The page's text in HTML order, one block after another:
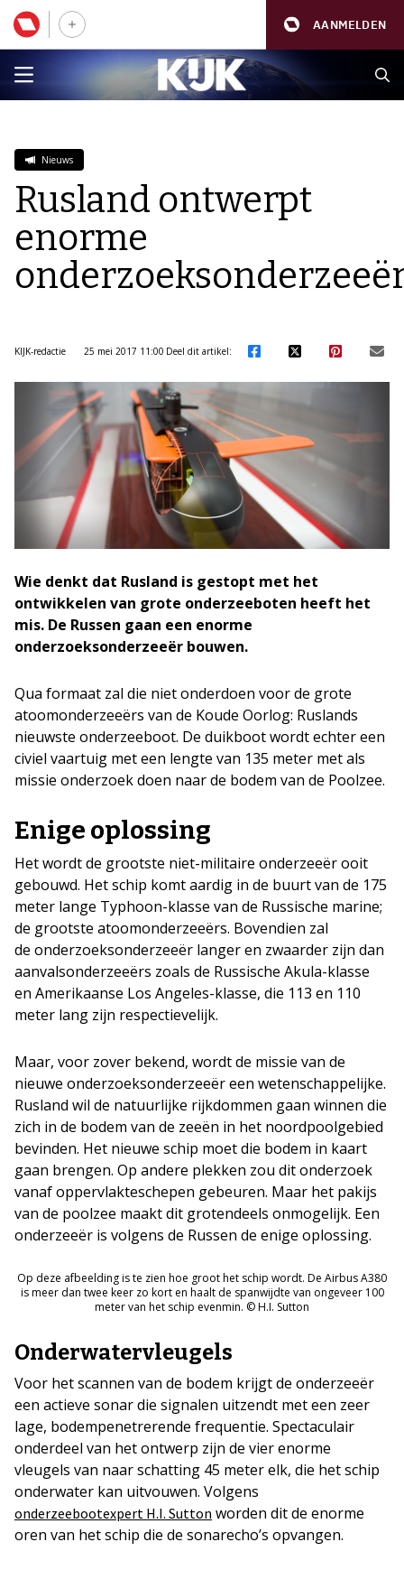
AANMELDEN
Nieuws
Rusland ontwerpt
enorme
KIJK-redactie 25 mei 2017 11:00 Deel dit artikel:
Wie denkt dat Rusland is gestopt met het
ontwikkelen van grote onderzeeboten heeft het
mis. De Russen gaan een enorme
onderzoeksonderzeeër bouwen.
Qua formaat zal die niet onderdoen voor de grote
atoomonderzeeërs van de Koude Oorlog: Ruslands
nieuwste onderzeeboot. De duikboot wordt echter een
civiel vaartuig met een lengte van 135 meter met als
missie onderzoek doen naar de bodem van de Poolzee.
Enige oplossing
Het wordt de grootste niet-militaire onderzeeër ooit
gebouwd. Het schip komt aardig in de buurt van de 175
meter lange Typhoon-klasse van de Russische marine;
de grootste atoomonderzeeërs. Bovendien zal
de onderzoeksonderzeeër langer en zwaarder zijn dan
aanvalsonderzeeërs zoals de Russische Akula-klasse
en Amerikaanse Los Angeles-klasse, die 113 en 110
meter lang zijn respectievelijk.
Maar, voor zover bekend, wordt de missie van de
nieuwe onderzoeksonderzeeër een wetenschappelijke.
Rusland wil de natuurlijke rijkdommen gaan winnen die
zich in de bodem van de zeeën in het noordpoolgebied
bevinden. Het nieuwe schip moet die bodem in kaart
gaan brengen. Op andere plekken zou dit onderzoek
vanaf oppervlakteschepen gebeuren. Maar het pakijs
van de poolzee maakt dit grotendeels onmogelijk. Een
onderzeeër is volgens de Russen de enige oplossing.
Op deze afbeelding is te zien hoe groot het schip wordt. De Airbus A380
is meer dan twee keer zo kort en haalt de spanwijdte van ongeveer 100
meter van het schip evenmin. © H.I. Sutton
Onderwatervleugels
Voor het scannen van de bodem krijgt de onderzeeër
een actieve sonar die signalen uitzendt met een zeer
lage, bodempenetrerende frequentie. Spectaculair
onderdeel van het ontwerp zijn de vier enorme
vleugels van naar schatting 45 meter elk, die het schip
onderwater kan uitvouwen. Volgens
onderzeebootexpert H.I. Sutton worden dit de enorme
oren van het schip die de sonarecho’s opvangen.